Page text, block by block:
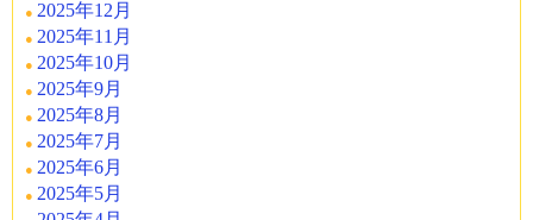
2025年12月
2025年11月
2025年10月
2025年9月
2025年8月
2025年7月
2025年6月
2025年5月